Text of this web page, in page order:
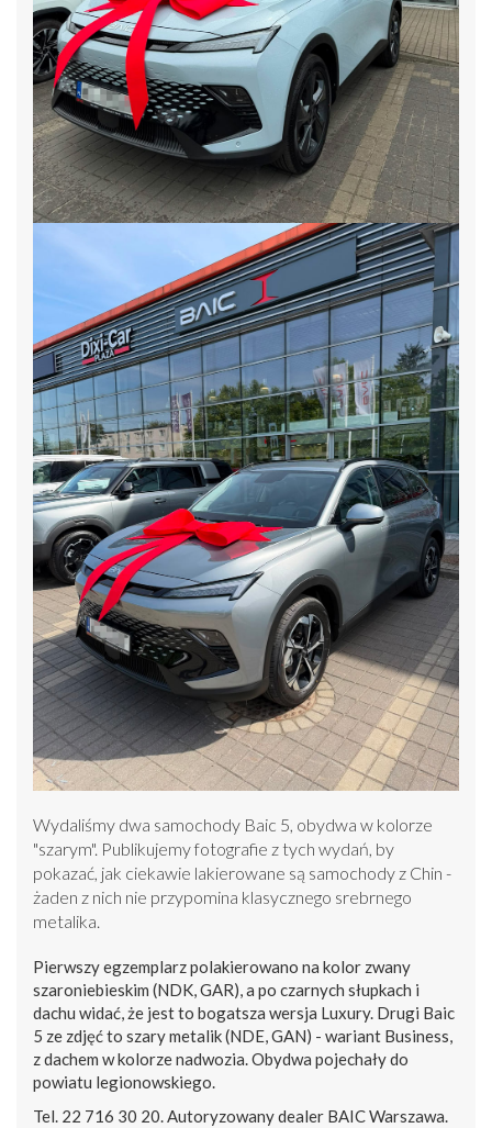
Wydaliśmy dwa samochody Baic 5, obydwa w kolorze
"szarym". Publikujemy fotografie z tych wydań, by
pokazać, jak ciekawie lakierowane są samochody z Chin -
żaden z nich nie przypomina klasycznego srebrnego
metalika.
Pierwszy egzemplarz polakierowano na kolor zwany
szaroniebieskim (NDK, GAR), a po czarnych słupkach i
dachu widać, że jest to bogatsza wersja Luxury. Drugi Baic
5 ze zdjęć to szary metalik (NDE, GAN) - wariant Business,
z dachem w kolorze nadwozia. Obydwa pojechały do
powiatu legionowskiego.
Tel. 22 716 30 20. Autoryzowany dealer BAIC Warszawa.